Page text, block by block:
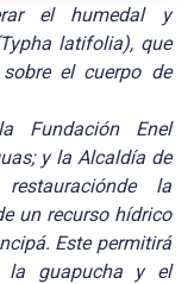
el humedal y
latifolia), que
el cuerpo de
Fundación Enel
y la Alcaldía de
restauraciónde la
un recurso hídrico
Este permitirá
la guapucha y el